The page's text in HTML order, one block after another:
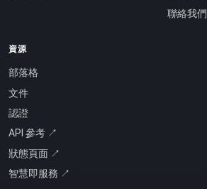
聯絡我們
資源
部落格
文件
認證
API 參考 ↗
狀態頁面 ↗
智慧即服務 ↗